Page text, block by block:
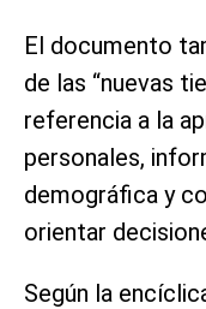
El documento
de las “nuevas
referencia a la
personales,
demográfica y
orientar
Según la